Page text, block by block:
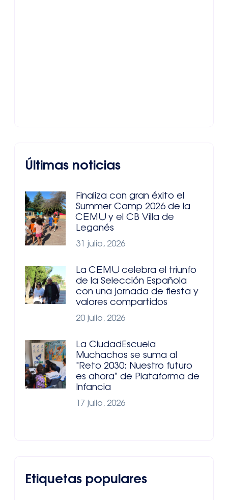
Últimas noticias
Finaliza con gran éxito el
Summer Camp 2026 de la
CEMU y el CB Villa de
Leganés
31 julio, 2026
La CEMU celebra el triunfo
de la Selección Española
con una jornada de fiesta y
valores compartidos
20 julio, 2026
La CiudadEscuela
Muchachos se suma al
"Reto 2030: Nuestro futuro
es ahora" de Plataforma de
Infancia
17 julio, 2026
Etiquetas populares